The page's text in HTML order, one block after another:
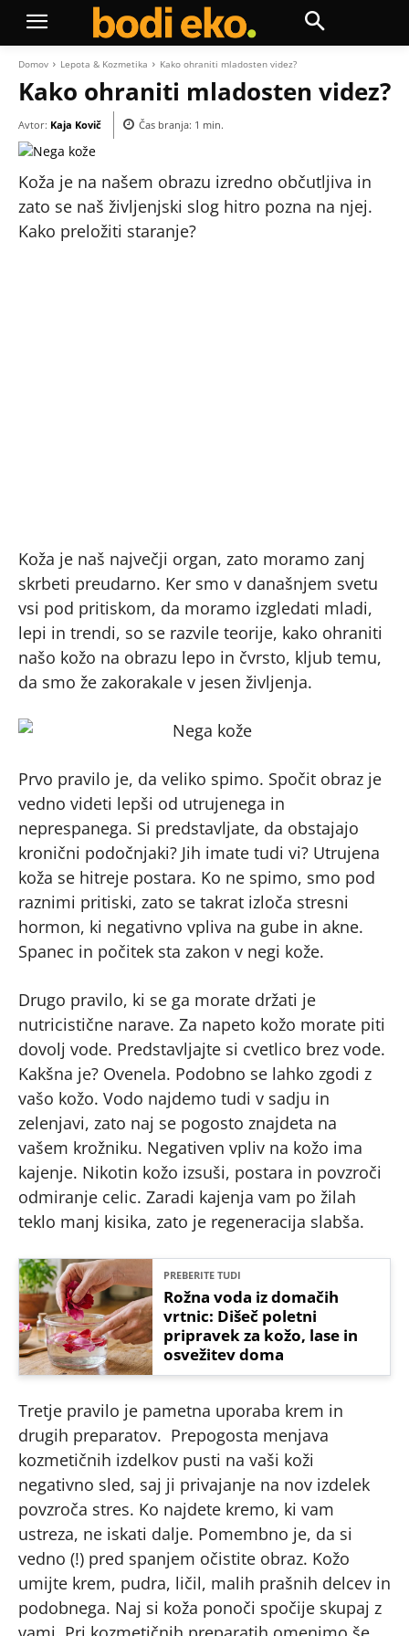
Domov Lepota & Kozmetika Kako ohraniti mladosten videz?
Kako ohraniti mladosten videz?
Avtor: Kaja Kovič Čas branja: 1 min.
Koža je na našem obrazu izredno občutljiva in
zato se naš življenjski slog hitro pozna na njej.
Kako preložiti staranje?
Koža je naš največji organ, zato moramo zanj
skrbeti preudarno. Ker smo v današnjem svetu
vsi pod pritiskom, da moramo izgledati mladi,
lepi in trendi, so se razvile teorije, kako ohraniti
našo kožo na obrazu lepo in čvrsto, kljub temu,
da smo že zakorakale v jesen življenja.
Prvo pravilo je, da veliko spimo. Spočit obraz je
vedno videti lepši od utrujenega in
neprespanega. Si predstavljate, da obstajajo
kronični podočnjaki? Jih imate tudi vi? Utrujena
koža se hitreje postara. Ko ne spimo, smo pod
raznimi pritiski, zato se takrat izloča stresni
hormon, ki negativno vpliva na gube in akne.
Spanec in počitek sta zakon v negi kože.
Drugo pravilo, ki se ga morate držati je
nutricistične narave. Za napeto kožo morate piti
dovolj vode. Predstavljajte si cvetlico brez vode.
Kakšna je? Ovenela. Podobno se lahko zgodi z
vašo kožo. Vodo najdemo tudi v sadju in
zelenjavi, zato naj se pogosto znajdeta na
vašem krožniku. Negativen vpliv na kožo ima
kajenje. Nikotin kožo izsuši, postara in povzroči
odmiranje celic. Zaradi kajenja vam po žilah
teklo manj kisika, zato je regeneracija slabša.
PREBERITE TUDI
Rožna voda iz domačih
vrtnic: Dišeč poletni
pripravek za kožo, lase in
osvežitev doma
Tretje pravilo je pametna uporaba krem in
drugih preparatov. Prepogosta menjava
kozmetičnih izdelkov pusti na vaši koži
negativno sled, saj ji privajanje na nov izdelek
povzroča stres. Ko najdete kremo, ki vam
ustreza, ne iskati dalje. Pomembno je, da si
vedno (!) pred spanjem očistite obraz. Kožo
umijte krem, pudra, ličil, malih prašnih delcev in
podobnega. Naj si koža ponoči spočije skupaj z